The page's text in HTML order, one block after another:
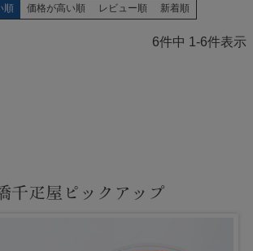
順 価格が高い順 レビュー順 新着順
6件中 1 -6件表示
千疋屋ピックアップ